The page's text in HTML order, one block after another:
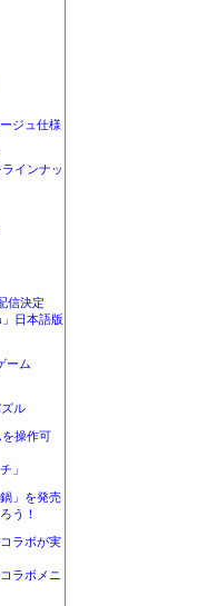
ジュ仕様
インナッ
信決定
日本語版
ーム
ル
操作可
」
」を発売
う！
ラボが実
ラボメニ